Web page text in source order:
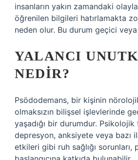
insanların yakın zamandaki
öğrenilen bilgileri hatırlamakta
neden olur. Bu durum geçici veya
YALANCI
NEDIR?
Psödodemans, bir kişinin
olmaksızın bilişsel işlevlerinde
yaşadığı bir durumdur.
depresyon, anksiyete veya bazı
etkileri gibi ruh sağlığı sorunları,